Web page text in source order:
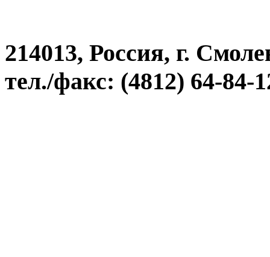
214013, Россия, г.
тел./факс: (4812) 64-84-